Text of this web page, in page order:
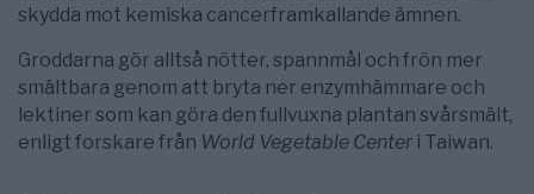
skydda mot kemiska cancerframkallande ämnen.
Groddarna gör alltså nötter, spannmål och frön mer
smältbara genom att bryta ner enzymhämmare och
lektiner som kan göra den fullvuxna plantan svårsmält,
enligt forskare från World Vegetable Center i Taiwan.